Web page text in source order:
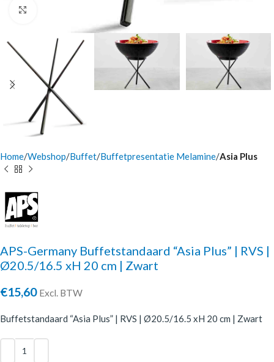
Home Webshop Buffet Buffetpresentatie Melamine Asia Plus
APS-Germany Buffetstandaard “Asia Plus” | RVS |
Ø20.5/16.5 xH 20 cm | Zwart
€15,60 Excl. BTW
Buffetstandaard “Asia Plus” | RVS | Ø20.5/16.5 xH 20 cm | Zwart